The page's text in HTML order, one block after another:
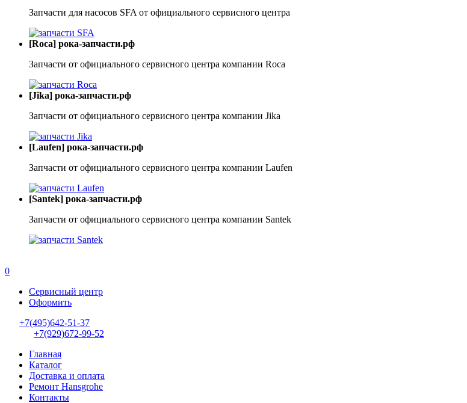
Запчасти для насосов SFA от официального сервисного центра
[Roca] рока-запчасти.рф
Запчасти от официального сервисного центра компании Roca
[Jika] рока-запчасти.рф
Запчасти от официального сервисного центра компании Jika
[Laufen] рока-запчасти.рф
Запчасти от официального сервисного центра компании Laufen
[Santek] рока-запчасти.рф
Запчасти от официального сервисного центра компании Santek
0
Сервисный центр
Оформить
+7(495)642-51-37
+7(929)672-99-52
Главная
Каталог
Доставка и оплата
Ремонт Hansgrohe
Контакты